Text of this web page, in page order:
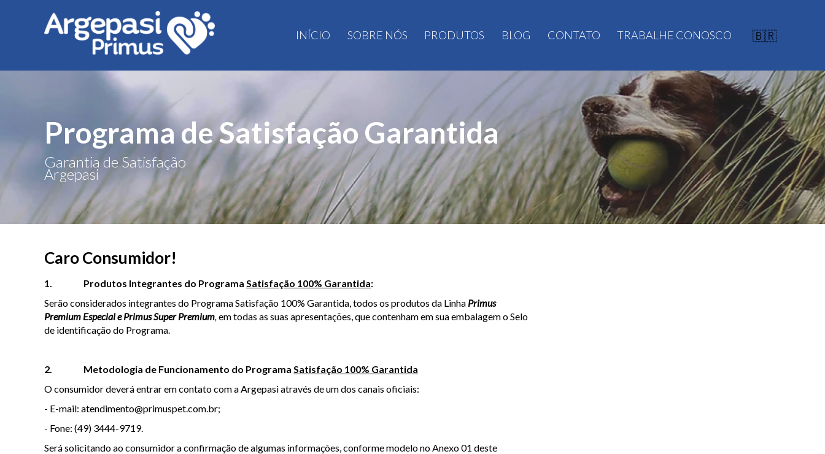
INÍCIO SOBRE NÓS PRODUTOS BLOG CONTATO TRABALHE CONOSCO 🇧🇷
Programa de Satisfação Garantida
Garantia de Satisfação
Argepasi
Caro Consumidor!
1. Produtos Integrantes do Programa Satisfação 100% Garantida:
Serão considerados integrantes do ProgramaSatisfação 100% Garantida, todos os produtos da Linha Primus
Premium Especial e Primus Super Premium,em todas as suas apresentações, que contenham em sua embalagem o Selo
de identificação do Programa.
2. Metodologia de Funcionamento do Programa Satisfação 100% Garantida
O consumidor deverá entrar em contato com a Argepasi através de um dos canais oficiais:
- E-mail: atendimento@primuspet.com.br;
- Fone: (49) 3444-9719.
Será solicitando ao consumidor a confirmação de algumas informações, conforme modelo no Anexo 01 deste